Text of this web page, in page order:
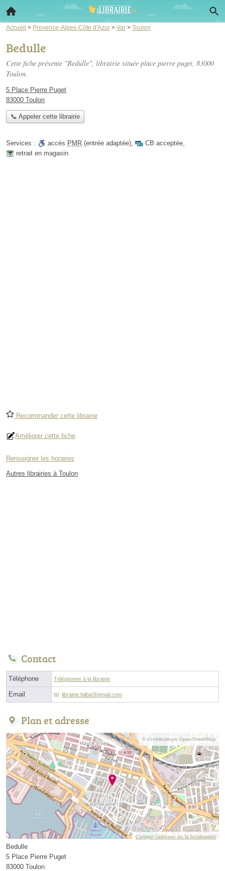
Accueil > Provence-Alpes-Côte d'Azur > Var > Toulon
Bedulle
Cette fiche présente "Bedulle", librairie située place pierre puget, 83000
Toulon.
5 Place Pierre Puget
83000 Toulon
📞 Appeler cette librairie
Services : accès PMR (entrée adaptée), CB acceptée,
retrait en magasin
Recommander cette librairie
Améliorer cette fiche
Renseigner les horaires
Autres librairies à Toulon
Contact
Téléphone Téléphoner à la librairie
Email librairie.falbaⓐgmail.com
Plan et adresse
© contributeurs OpenStreetMap
Corriger l’adresse ou la localisation
Bedulle
5 Place Pierre Puget
83000 Toulon